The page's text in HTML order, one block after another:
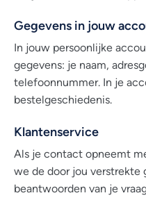
Gegevens in jouw
In jouw persoonlijke
gegevens: je naam,
telefoonnummer. In je
bestelgeschiedenis.
Klantenservice
Als je contact opneemt
we de door jou verstrekte
beantwoorden van je